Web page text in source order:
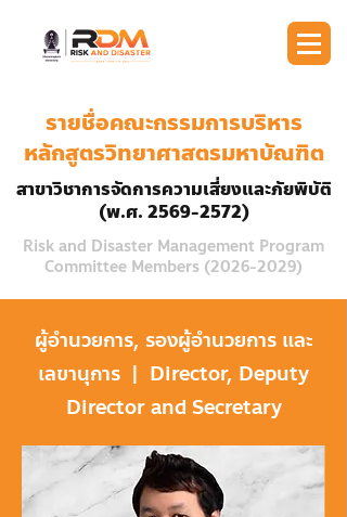
รายชื่อคณะกรรมการบริหาร
หลักสูตรวิทยาศาสตรมหาบัณฑิต
สาขาวิชาการจัดการความเสี่ยงและภัยพิบัติ
(พ.ศ. 2569-2572)
Risk and Disaster Management Program
Committee Members (2026-2029)
ผู้อำนวยการ, รองผู้อำนวยการ และ
เลขานุการ | Director, Deputy
Director and Secretary